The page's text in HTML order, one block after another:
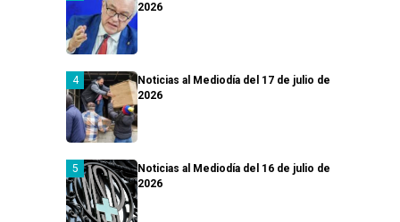
2026
Noticias al Mediodía del 17 de julio de
2026
Noticias al Mediodía del 16 de julio de
2026